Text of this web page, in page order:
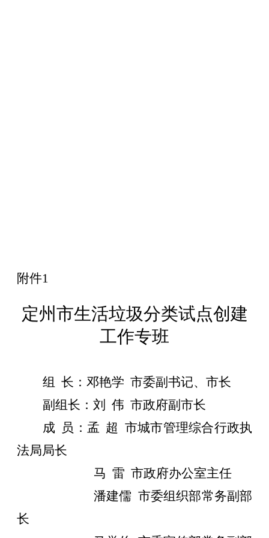
附件1
定州市生活垃圾分类试点创建
工作专班
组 长 ： 邓艳学 市委副书记、市长
副组长： 刘 伟 市政府副市长
成
员 ： 孟 超 市城市管理综合行政执
法局局长
马 雷 市政府办公室主任
潘建儒 市委组织部常务副部
长